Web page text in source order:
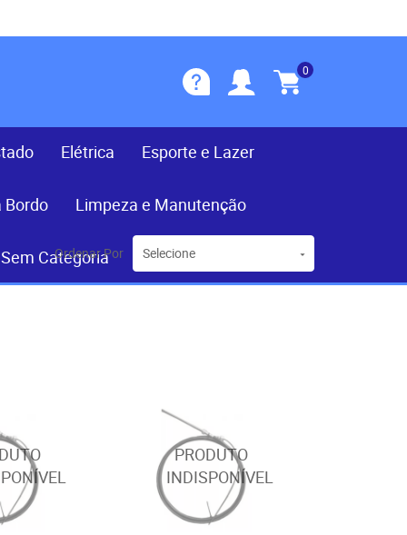
0
Elétrica Esporte e Lazer
Bordo Limpeza e Manutenção
Sem Categoria
Ordenar Por Selecione